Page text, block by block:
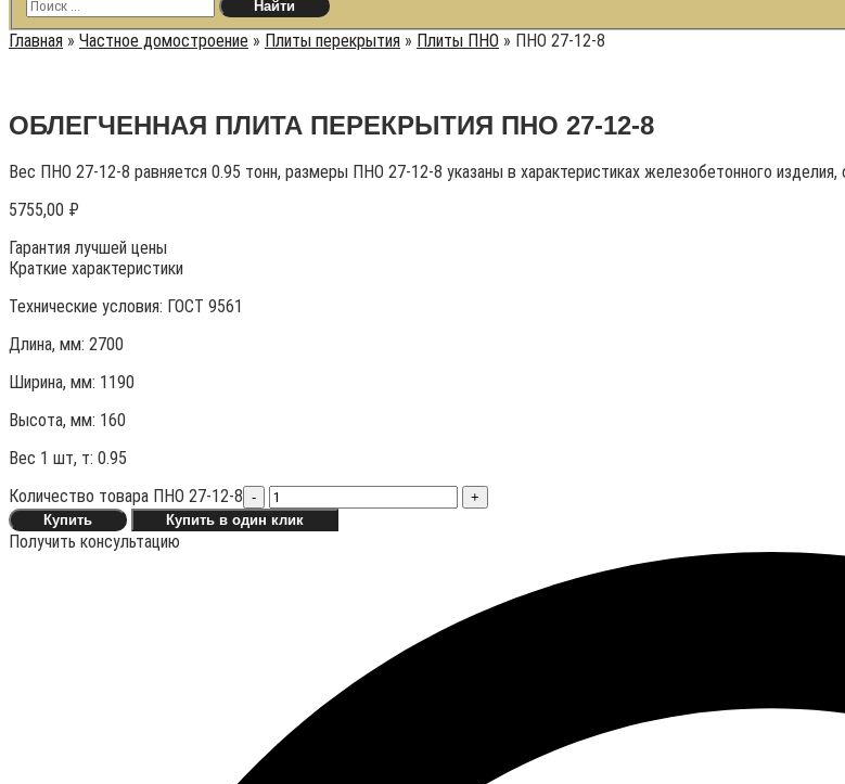
Главная » Частное домостроение » Плиты перекрытия » Плиты ПНО » ПНО 27-12-8
ОБЛЕГЧЕННАЯ ПЛИТА ПЕРЕКРЫТИЯ ПНО 27-12-8
Вес ПНО 27-12-8 равняется 0.95 тонн, размеры ПНО 27-12-8 указаны в характеристиках железобетонного
5755,00 ₽
Гарантия лучшей цены
Краткие характеристики
Технические условия: ГОСТ 9561
Длина, мм: 2700
Ширина, мм: 1190
Высота, мм: 160
Вес 1 шт, т: 0.95
Количество товара ПНО 27-12-8 -
+
Купить
Купить в один клик
Получить консультацию